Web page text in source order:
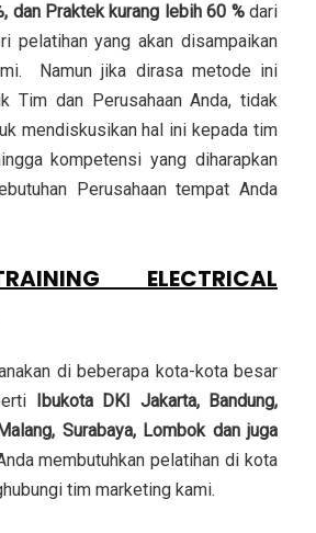
dan Praktek kurang lebih 60 %dari
pelatihan yang akan disampaikan
Namun jika dirasa metode ini
Tim dan Perusahaan Anda, tidak
mendiskusikan hal ini kepada tim
kompetensi yang diharapkan
Perusahaan tempat Anda
ELECTRICAL
di beberapa kota-kota besar
Ibukota DKI Jakarta, Bandung,
Surabaya, Lombok dan juga
membutuhkan pelatihan di kota
tim marketing kami.